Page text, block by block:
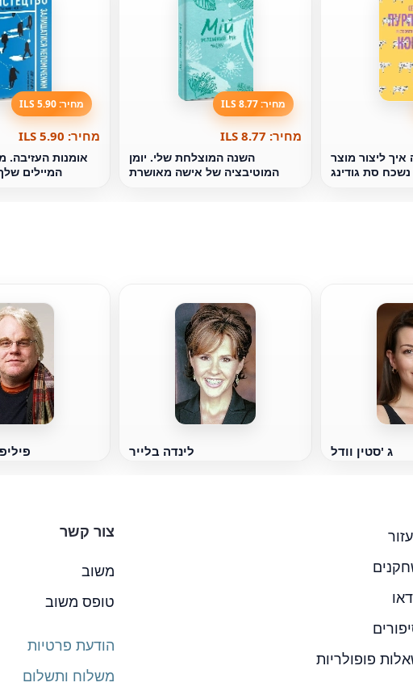
מחיר: 5.90 ILS
מחיר: 5.90 ILS
אומנות העזיבה.
המיילים
מחיר: 8.77 ILS
מחיר: 8.77 ILS
השנה המוצלחת שלי. יומן
המוטיבציה של אישה מאושרת
ליצור מוצר
סת גודינג
לינדה בלייר ג 'סטין וודל
צור קשר
משוב
טופס משוב
הודעת פרטיות
משלוח ותשלום
פופולריות